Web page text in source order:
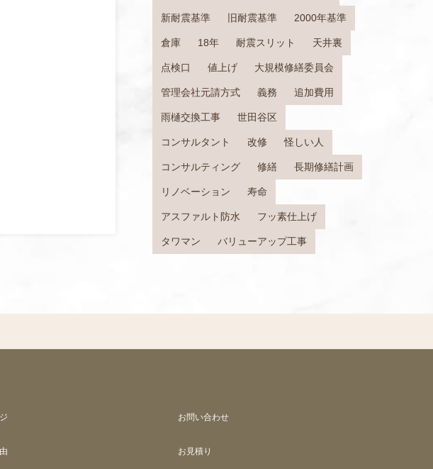
新耐震基準 旧耐震基準 2000年基準
倉庫 18年 耐震スリット 天井裏
点検口 値上げ 大規模修繕委員会
管理会社元請方式 義務 追加費用
雨樋交換工事 世田谷区
コンサルタント 改修 怪しい人
コンサルティング 修繕 長期修繕計画
リノベーション 寿命
アスファルト防水 フッ素仕上げ
タワマン バリューアップ工事
お問い合わせ
お見積り